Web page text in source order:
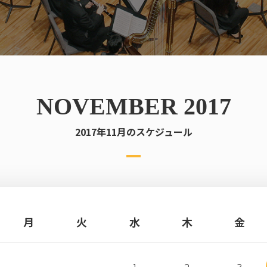
NOVEMBER 2017
2017年11月のスケジュール
月 火 水 木 金